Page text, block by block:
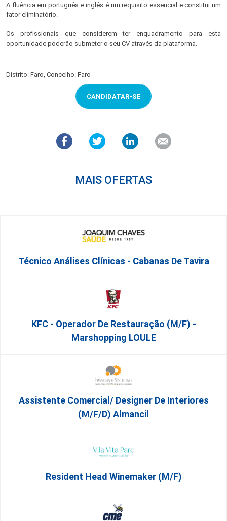
A fluência em português e inglês é um requisito essencial e constitui um
fator eliminatório.
Os profissionais que considerem ter enquadramento para esta
oportunidade poderão submeter o seu CV através da plataforma.
Distrito: Faro, Concelho: Faro
CANDIDATAR-SE
MAIS OFERTAS
Técnico Análises Clínicas - Cabanas De Tavira
KFC - Operador De Restauração (m/f) -
Marshopping LOULE
Assistente Comercial/ Designer De Interiores
(m/f/d) Almancil
Resident Head Winemaker (m/f)